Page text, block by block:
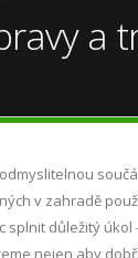
a
v zahradě
splnit důležitý úkol
nejen aby